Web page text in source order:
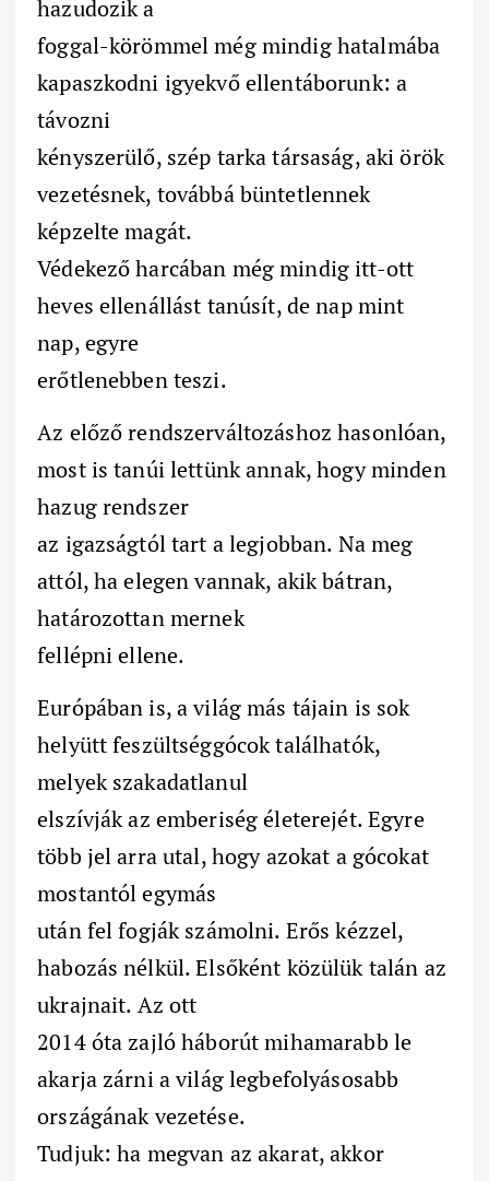
hazudozik a
foggal-körömmel még mindig hatalmába
kapaszkodni igyekvő ellentáborunk: a
távozni
kényszerülő, szép tarka társaság, aki örök
vezetésnek, továbbá büntetlennek
képzelte magát.
Védekező harcában még mindig itt-ott
heves ellenállást tanúsít, de nap mint
nap, egyre
erőtlenebben teszi.
Az előző rendszerváltozáshoz hasonlóan,
most is tanúi lettünk annak, hogy minden
hazug rendszer
az igazságtól tart a legjobban. Na meg
attól, ha elegen vannak, akik bátran,
határozottan mernek
fellépni ellene.
Európában is, a világ más tájain is sok
helyütt feszültséggócok találhatók,
melyek szakadatlanul
elszívják az emberiség életerejét. Egyre
több jel arra utal, hogy azokat a gócokat
mostantól egymás
után fel fogják számolni. Erős kézzel,
habozás nélkül. Elsőként közülük talán az
ukrajnait. Az ott
2014 óta zajló háborút mihamarabb le
akarja zárni a világ legbefolyásosabb
országának vezetése.
Tudjuk: ha megvan az akarat, akkor